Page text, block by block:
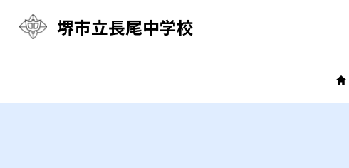
堺市立長尾中学校